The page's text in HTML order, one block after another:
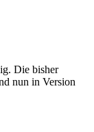
Die bisher
nun in Version